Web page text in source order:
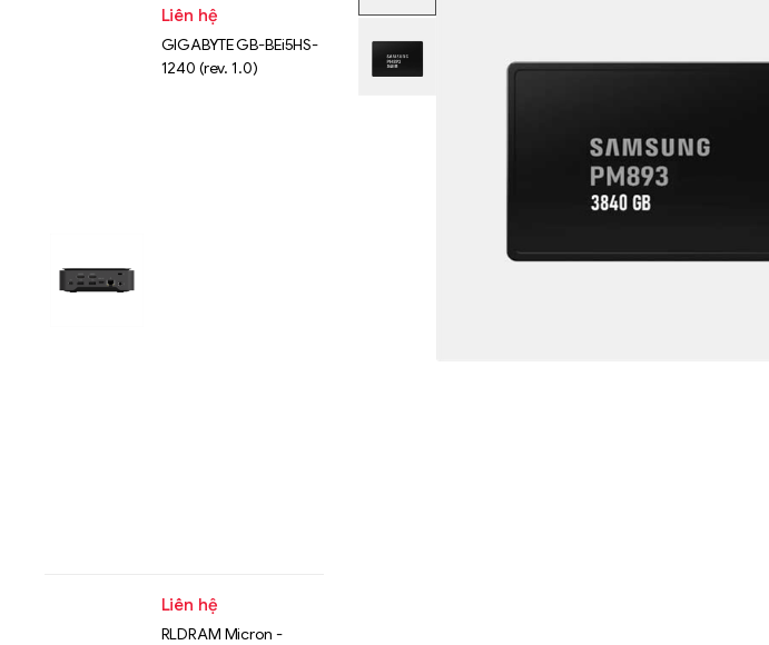
Liên hệ
GIGABYTE GB-BEi5HS-
1240 (rev. 1.0)
Liên hệ
RLDRAM Micron -
Micron - 64GB -
(rev.